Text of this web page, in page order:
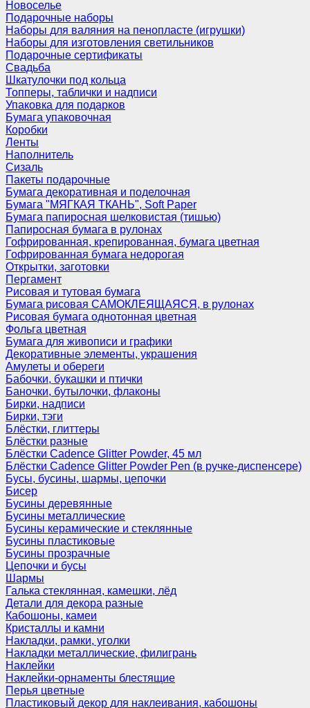
Новоселье
Подарочные наборы
Наборы для валяния на пенопласте (игрушки)
Наборы для изготовления светильников
Подарочные сертификаты
Свадьба
Шкатулочки под кольца
Топперы, таблички и надписи
Упаковка для подарков
Бумага упаковочная
Коробки
Ленты
Наполнитель
Сизаль
Пакеты подарочные
Бумага декоративная и поделочная
Бумага "МЯГКАЯ ТКАНЬ", Soft Paper
Бумага папиросная шелковистая (тишью)
Папиросная бумага в рулонах
Гофрированная, крепированная, бумага цветная
Гофрированная бумага недорогая
Открытки, заготовки
Пергамент
Рисовая и тутовая бумага
Бумага рисовая САМОКЛЕЯЩАЯСЯ, в рулонах
Рисовая бумага однотонная цветная
Фольга цветная
Бумага для живописи и графики
Декоративные элементы, украшения
Амулеты и обереги
Бабочки, букашки и птички
Баночки, бутылочки, флаконы
Бирки, надписи
Бирки, тэги
Блёстки, глиттеры
Блёстки разные
Блёстки Cadence Glitter Powder, 45 мл
Блёстки Cadence Glitter Powder Pen (в ручке-диспенсере)
Бусы, бусины, шармы, цепочки
Бисер
Бусины деревянные
Бусины металлические
Бусины керамические и стеклянные
Бусины пластиковые
Бусины прозрачные
Цепочки и бусы
Шармы
Галька стеклянная, камешки, лёд
Детали для декора разные
Кабошоны, камеи
Кристаллы и камни
Накладки, рамки, уголки
Накладки металлические, филигрань
Наклейки
Наклейки-орнаменты блестящие
Перья цветные
Пластиковый декор для наклеивания, кабошоны